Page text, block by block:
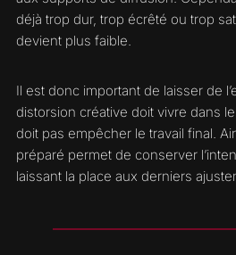
déjà trop dur, trop écrêté ou trop
devient plus faible.
Il est donc important de laisser de
distorsion créative doit vivre dans
doit pas empêcher le travail final.
préparé permet de conserver
laissant la place aux derniers